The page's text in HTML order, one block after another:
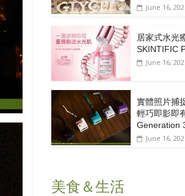
June 16,
居家式水光
SKINTIFIC
June 16,
實體照片捕
輕巧即影即
Generation
June 16,
美食＆生活